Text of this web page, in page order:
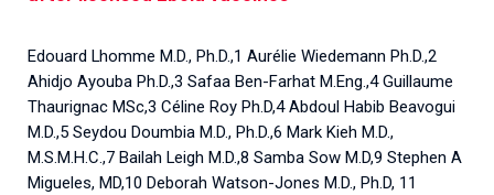
Edouard Lhomme M.D., Ph.D.,1 Aurélie Wiedemann Ph.D.,2
Ahidjo Ayouba Ph.D.,3 Safaa Ben-Farhat M.Eng.,4 Guillaume
Thaurignac MSc,3 Céline Roy Ph.D,4 Abdoul Habib Beavogui
M.D.,5 Seydou Doumbia M.D., Ph.D.,6 Mark Kieh M.D.,
M.S.M.H.C.,7 Bailah Leigh M.D.,8 Samba Sow M.D,9 Stephen A
Migueles, MD,10 Deborah Watson-Jones M.D., Ph.D, 11